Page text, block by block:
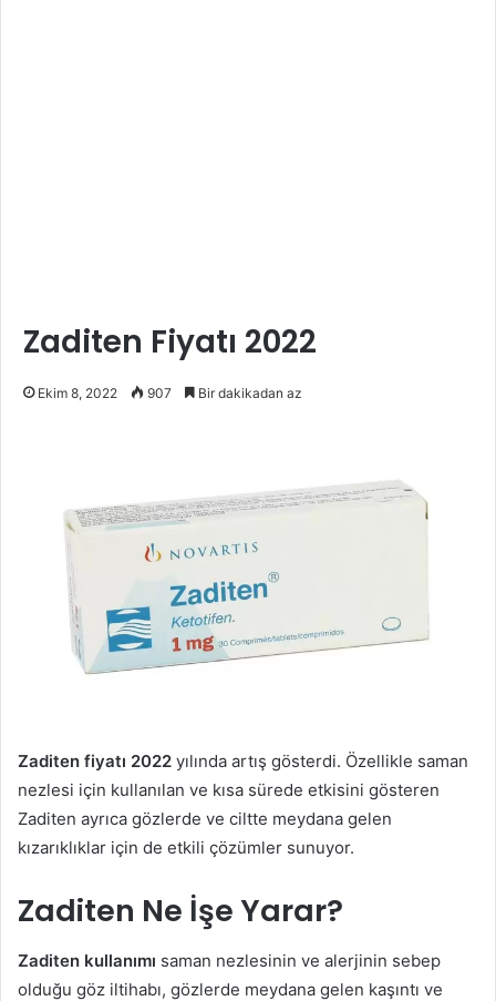
Zaditen Fiyatı 2022
Ekim 8, 2022 907 Bir dakikadan az
Zaditen fiyatı 2022 yılında artış gösterdi. Özellikle saman
nezlesi için kullanılan ve kısa sürede etkisini gösteren
Zaditen ayrıca gözlerde ve ciltte meydana gelen
kızarıklıklar için de etkili çözümler sunuyor.
Zaditen Ne İşe Yarar?
Zaditen kullanımı saman nezlesinin ve alerjinin sebep
olduğu göz iltihabı, gözlerde meydana gelen kaşıntı ve